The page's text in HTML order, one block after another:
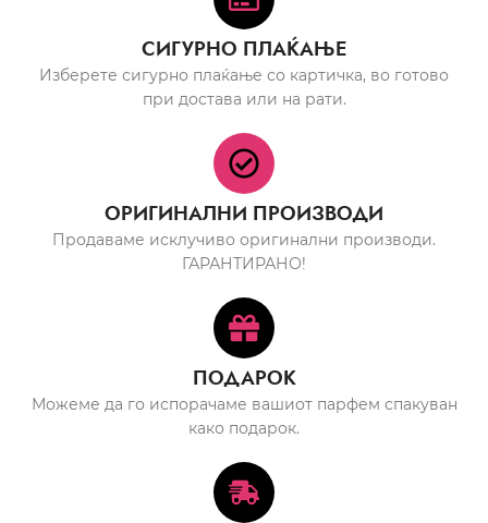
СИГУРНО ПЛАЌАЊЕ
Изберете сигурно плаќање со картичка, во готово
при достава или на рати.
ОРИГИНАЛНИ ПРОИЗВОДИ
Продаваме исклучиво оригинални производи.
ГАРАНТИРАНО!
ПОДАРОК
Можеме да го испорачаме вашиот парфем спакуван
како подарок.